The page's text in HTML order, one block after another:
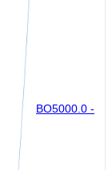
BO5000.0 -